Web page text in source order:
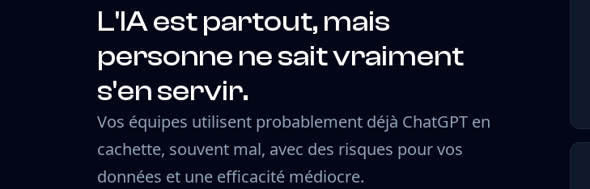
L'IA est partout, mais
personne ne sait vraiment
s'en servir.
Vos équipes utilisent probablement déjà ChatGPT en
cachette, souvent mal, avec des risques pour vos
données et une efficacité médiocre.